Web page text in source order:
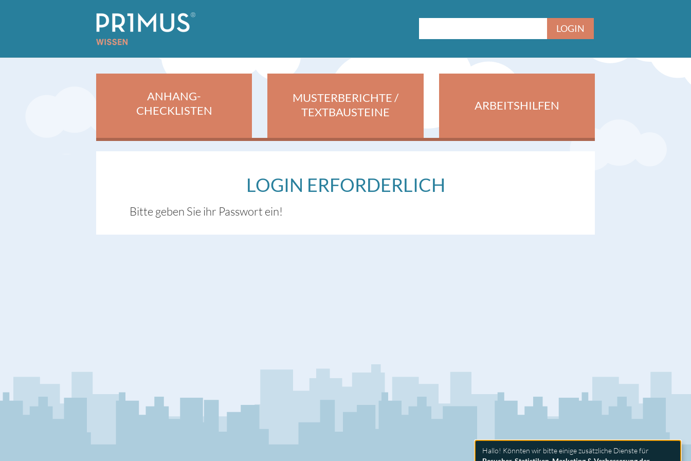
ANHANG-
CHECKLISTEN
MUSTERBERICHTE /
TEXTBAUSTEINE
ARBEITSHILFEN
LOGIN ERFORDERLICH
Bitte geben Sie ihr Passwort ein!
Hallo! Könnten wir bitte einige zusätzliche Dienste für